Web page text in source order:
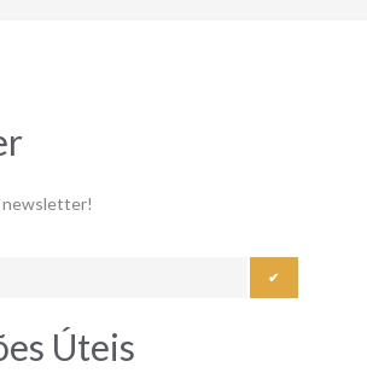
newsletter!
✔
Úteis